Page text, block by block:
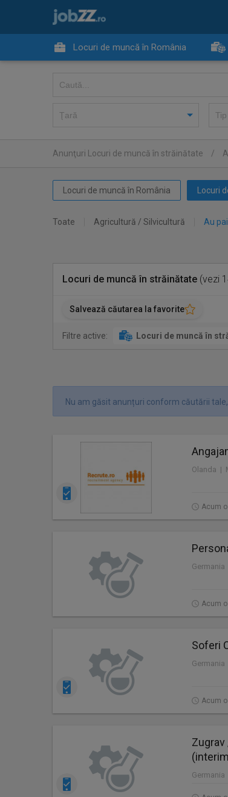
Locuri de muncă în România
Anunţuri Locuri de muncă în străinătate /
Locuri de muncă în România Locuri
Toate Agricultură / Silvicultură Au
Locuri de muncă în străinătate (vezi
Salvează căutarea la favorite
Filtre active: Locuri de muncă în
Nu am găsit anunțuri conform căutării
Olanda |
Acum
Acum
Soferi
Acum
Zugrav